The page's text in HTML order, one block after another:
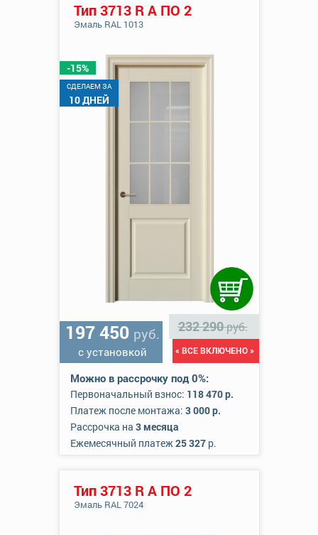
-15%
CДЕЛАЕМ ЗА
10 ДНЕЙ
Тип 3713 R А ПО 2
Эмаль RAL 1013
197 450 руб.
с установкой
232 290руб.
« ВСЕ ВКЛЮЧЕНО »
Можно в рассрочку под 0%:
Первоначальный взнос: 118 470 р.
Платеж после монтажа: 3 000 р.
Рассрочка на 3 месяца
Ежемесячный платеж25 327р.
Тип 3713 R А ПО 2
Эмаль RAL 7024